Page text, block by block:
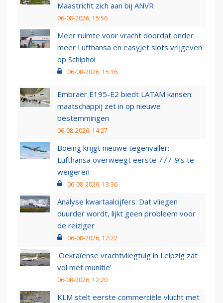
Maastricht zich aan bij ANVR
06-08-2026, 15:56
Meer ruimte voor vracht doordat onder
meer Lufthansa en easyJet slots vrijgeven
op Schiphol
06-08-2026, 15:16
Embraer E195-E2 biedt LATAM kansen:
maatschappij zet in op nieuwe
bestemmingen
06-08-2026, 14:27
Boeing krijgt nieuwe tegenvaller:
Lufthansa overweegt eerste 777-9’s te
weigeren
06-08-2026, 13:36
Analyse kwartaalcijfers: Dat vliegen
duurder wordt, lijkt geen probleem voor
de reiziger
06-08-2026, 12:22
'Oekraïense vrachtvliegtuig in Leipzig zat
vol met munitie'
06-08-2026, 12:20
KLM stelt eerste commerciële vlucht met